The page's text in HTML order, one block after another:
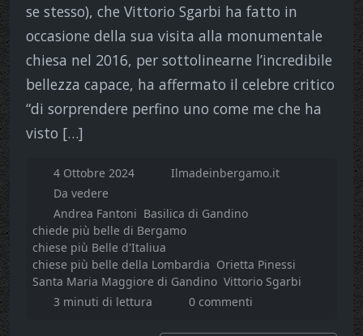
se stesso), che Vittorio Sgarbi ha fatto in
occasione della sua visita alla monumentale
chiesa nel 2016, per sottolinearne l’incredibile
bellezza capace, ha affermato il celebre critico
“di sorprendere perfino uno come me che ha
visto […]
4 Ottobre 2024
Ilmadeinbergamo.it
Da vedere
Andrea Fantoni Basilica di Gandino
chiede più belle di Bergamo
chiese più Belle d'Italiua
chiese più belle della Lombardia Orietta Pinessi
Santa Maria Maggiore di Gandino Vittorio Sgarbi
3 minuti di lettura
0 commenti